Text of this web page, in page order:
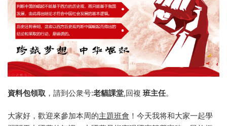
資料包領取 ，請到公衆号:老貓課堂,回複 班主任。
大家好，歡迎來參加本周的主題班會 ！今天我将和大家一起學